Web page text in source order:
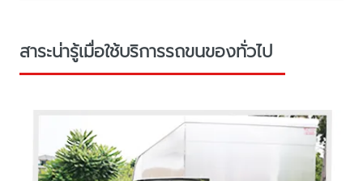
สาระน่ารู้เมื่อใช้บริการรถขนของทั่วไป